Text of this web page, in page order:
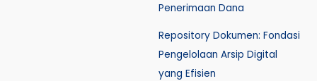
Penerimaan Dana
Repository Dokumen: Fondasi
Pengelolaan Arsip Digital
yang Efisien